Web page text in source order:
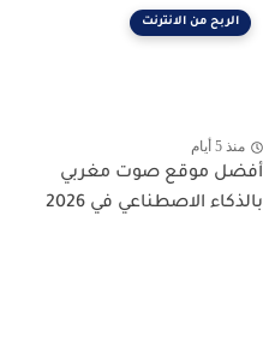
الربح من الانترنت
منذ 5 أيام
أفضل موقع صوت مغربي
بالذكاء الاصطناعي في 2026